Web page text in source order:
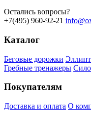
Остались вопросы?
+7(495) 960-92-21
Каталог
Беговые дорожки
Гребные тренажеры
Покупателям
Доставка и оплата О